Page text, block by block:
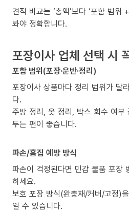
견적 비교는 ‘총액’보다 ‘포함 범위
봐야 정확합니다.
포장이사 업체 선택 시
포함 범위(포장·운반·정리)
포장이사 상품마다 정리 범위가 달
다.
주방 정리, 옷 정리, 박스 회수 여부
두는 편이 좋습니다.
파손/흠집 예방 방식
파손이 걱정된다면 민감 물품 포장
하세요.
보호 포장 방식(완충재/커버/고정)
일 수 있습니다.